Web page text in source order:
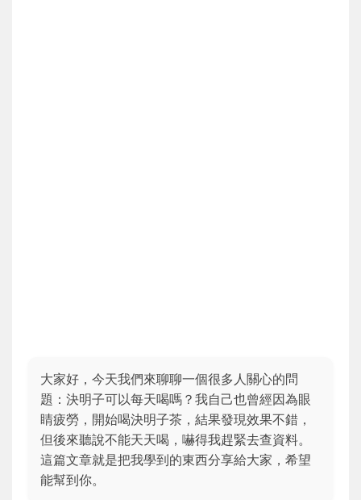
大家好，今天我們來聊聊一個很多人關心的問
題：決明子可以每天喝嗎？我自己也曾經因為眼
睛疲勞，開始喝決明子茶，結果發現效果不錯，
但後來聽說不能天天喝，嚇得我趕緊去查資料。
這篇文章就是把我學到的東西分享給大家，希望
能幫到你。